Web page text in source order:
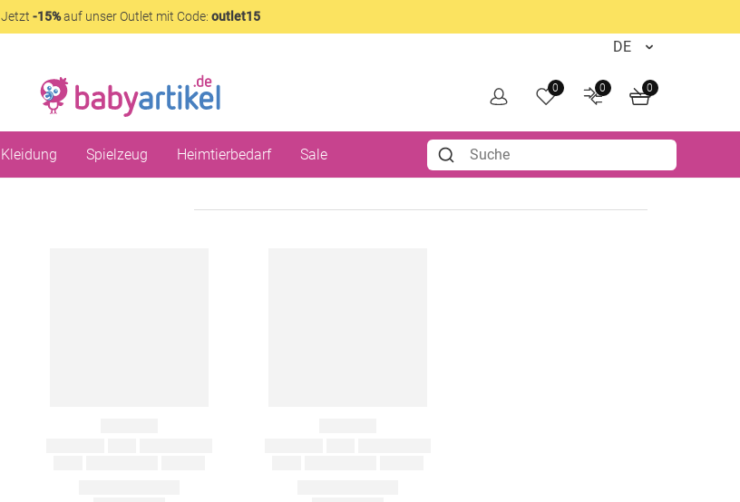
Jetzt -15%auf unser Outlet mit Code: outlet15
0 0 0
Kleidung Spielzeug Heimtierbedarf Sale